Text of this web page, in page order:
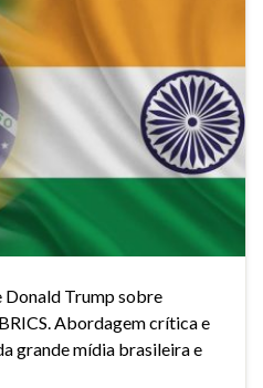
Donald Trump sobre
Abordagem crítica e
grande mídia brasileira e